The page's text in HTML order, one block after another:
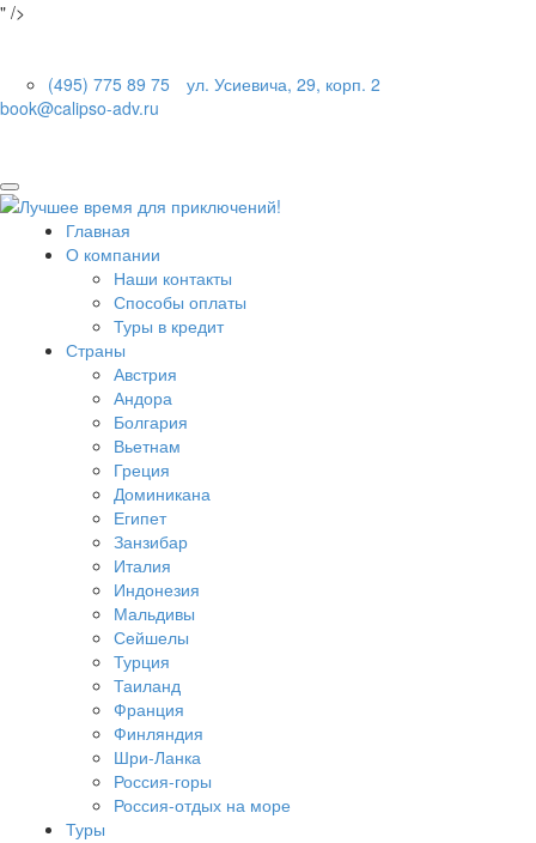
" />
(495) 775 89 75
ул. Усиевича, 29, корп. 2
book@calipso-adv.ru
Главная
О компании
Наши контакты
Способы оплаты
Туры в кредит
Страны
Австрия
Андора
Болгария
Вьетнам
Греция
Доминикана
Египет
Занзибар
Италия
Индонезия
Мальдивы
Сейшелы
Турция
Таиланд
Франция
Финляндия
Шри-Ланка
Россия-горы
Россия-отдых на море
Туры